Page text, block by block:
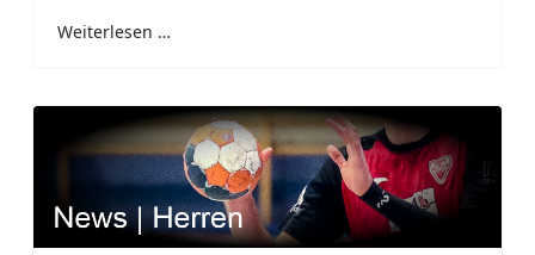
Weiterlesen …